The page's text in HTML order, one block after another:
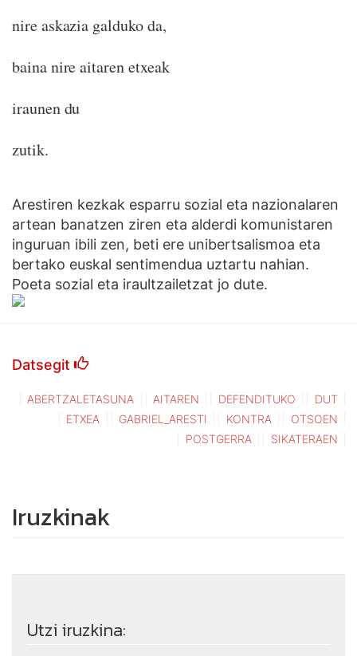
nire askazia galduko da,
baina nire aitaren etxeak
iraunen du
zutik.
Arestiren kezkak esparru sozial eta nazionalaren
artean banatzen ziren eta alderdi komunistaren
inguruan ibili zen, beti ere unibertsalismoa eta
bertako euskal sentimendua uztartu nahian.
Poeta sozial eta iraultzailetzat jo dute.
Datsegit
ABERTZALETASUNA AITAREN DEFENDITUKO
DUT
ETXEA
GABRIEL_ARESTI KONTRA
OTSOEN
POSTGERRA
SIKATERAEN
Iruzkinak
Utzi iruzkina: